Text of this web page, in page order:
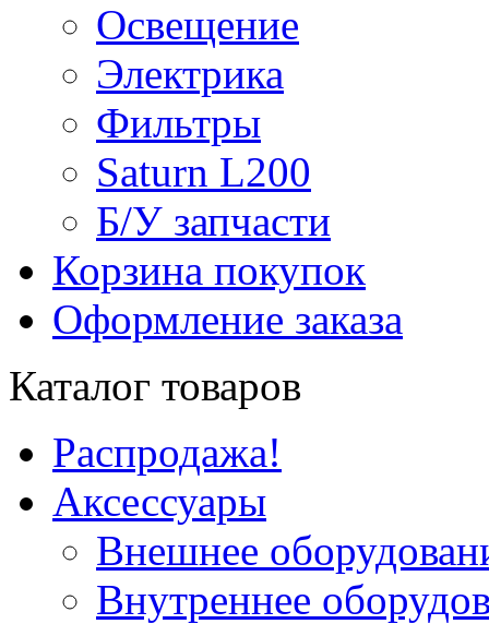
Освещение
Электрика
Фильтры
Saturn L200
Б/У запчасти
Корзина покупок
Оформление заказа
Каталог товаров
Распродажа!
Аксессуары
Внешнее
Внутреннее